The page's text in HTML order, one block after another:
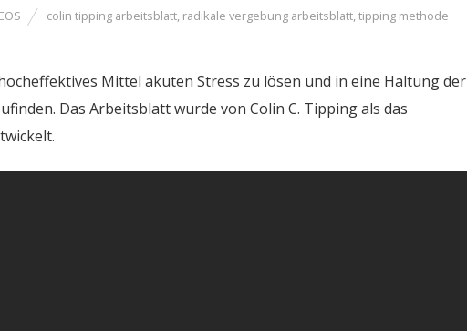
colin tipping arbeitsblatt, radikale vergebung arbeitsblatt,tipping methode
Mittel akuten Stress zu lösen und in eine Haltung der
Das Arbeitsblatt wurde von Colin C. Tipping als das